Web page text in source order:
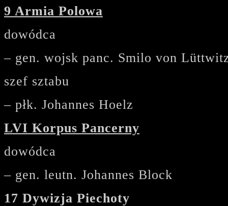
9 Armia Polowa
dowódca
– gen. wojsk panc. Smilo von
szef sztabu
– płk. Johannes Hoelz
LVI Korpus Pancerny
dowódca
– gen. leutn. Johannes Block
17 Dywizja Piechoty